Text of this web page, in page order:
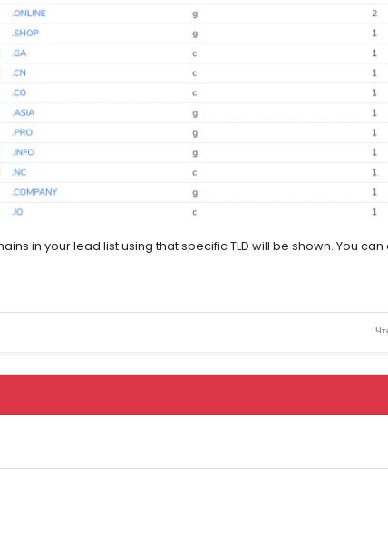
in your lead list using that specific TLD will be shown. You